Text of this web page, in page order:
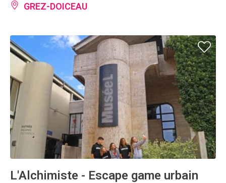
GREZ-DOICEAU
L'Alchimiste - Escape game urbain